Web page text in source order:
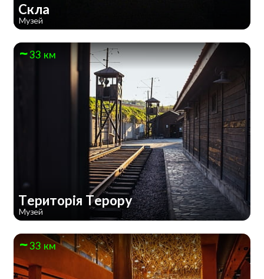
Скла
Музей
33 км
Територія Терору
Музей
33 км